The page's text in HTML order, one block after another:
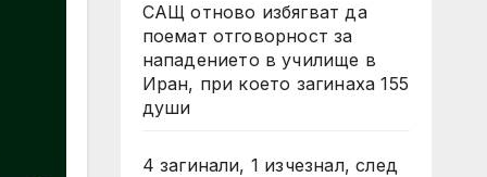
САЩ отново избягват да
поемат отговорност за
нападението в училище в
Иран, при което загинаха 155
души
4 загинали, 1 изчезнал, след